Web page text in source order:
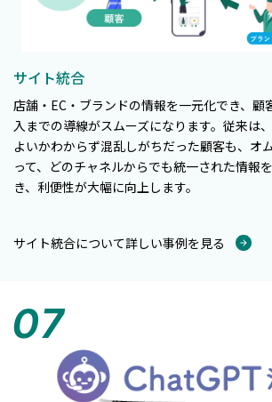
サイト統合
店舗・EC・ブランドの情報を一元化でき、顧
入までの導線がスムーズになります。従来は
よいかわからず混乱しがちだった顧客も、オ
って、どのチャネルからでも統一された情報
き、利便性が大幅に向上します。
サイト統合について詳しい事例を見る